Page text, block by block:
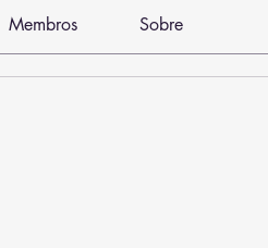
Membros Sobre